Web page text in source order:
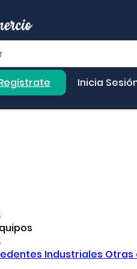
Inicia
Industriales Otras